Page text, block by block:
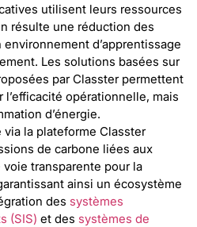
utilisent leurs ressources
résulte une réduction des
d’apprentissage
Les solutions basées sur
par Classter permettent
l’efficacité opérationnelle, mais
d’énergie.
via la plateforme Classter
de carbone liées aux
transparente pour la
ainsi un écosystème
des systèmes
(SIS) et des systèmes de